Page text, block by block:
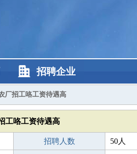
招聘企业
厂招工咯工资待遇高
工咯工资待遇高
招聘人数 50人